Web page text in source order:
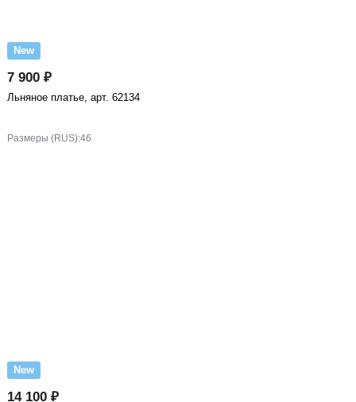
New
7 900 ₽
Льняное платье, арт. 62134
Размеры (RUS):46
New
14 100 ₽